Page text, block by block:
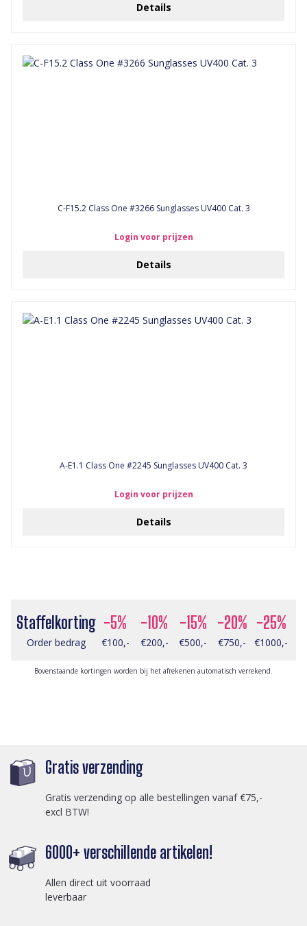
Details
C-F15.2 Class One #3266 Sunglasses UV400 Cat. 3
Login voor prijzen
Details
A-E1.1 Class One #2245 Sunglasses UV400 Cat. 3
Login voor prijzen
Details
Staffelkorting -5% -10% -15% -20% -25%
Order bedrag €100,- €200,- €500,- €750,- €1000,-
Bovenstaande kortingen worden bij het afrekenen automatisch verrekend.
Gratis verzending
Gratis verzending op alle bestellingen vanaf €75,-
excl BTW!
6000+ verschillende artikelen!
Allen direct uit voorraad
leverbaar